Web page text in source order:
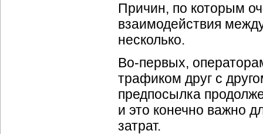
Причин, по которым
взаимодействия
несколько.
Во-первых,
трафиком друг с
предпосылка
и это конечно важно
затрат.